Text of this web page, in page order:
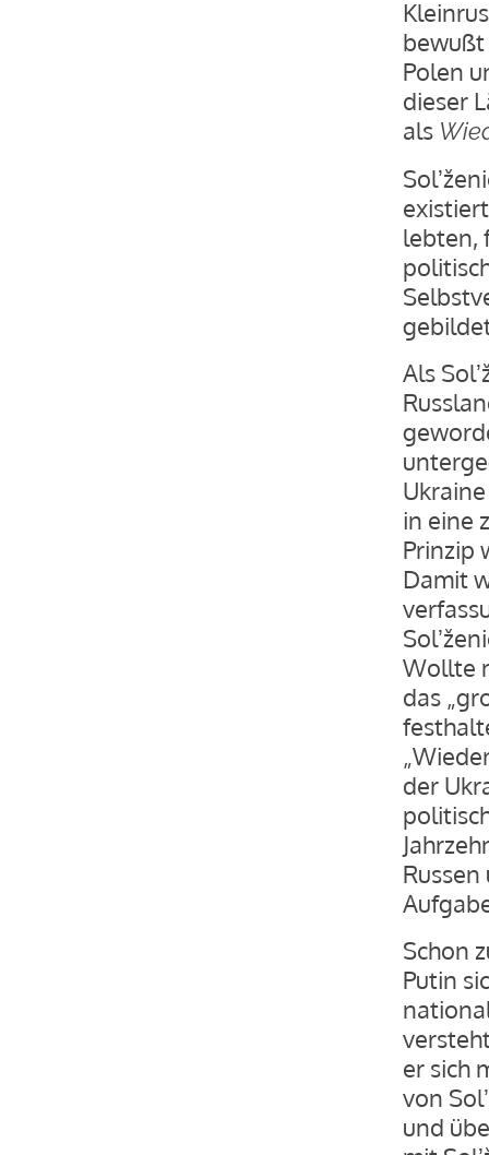
bewußt
Polen
dieser
als
lebten,
Als
in eine
Prinzip
Damit
Wollte
das
der
Schon
Putin
er sich
von
und